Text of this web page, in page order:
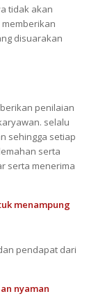
tidak akan
disuarakan
penilaian
selalu
sehingga setiap
serta
serta menerima
menampung
pendapat dari
nyaman